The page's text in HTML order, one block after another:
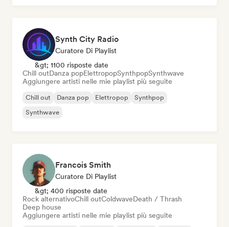
Synth City Radio
Curatore Di Playlist
&gt; 1100 risposte date
Chill outDanza popElettropopSynthpopSynthwave
Aggiungere artisti nelle mie playlist più seguite
Chill out Danza pop Elettropop
Synthpop
Synthwave
Francois Smith
Curatore Di Playlist
&gt; 400 risposte date
Rock alternativoChill outColdwaveDeath / Thrash
Deep house
Aggiungere artisti nelle mie playlist più seguite